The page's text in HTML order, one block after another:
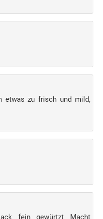
etwas zu frisch und mild,
fein gewürtzt Macht